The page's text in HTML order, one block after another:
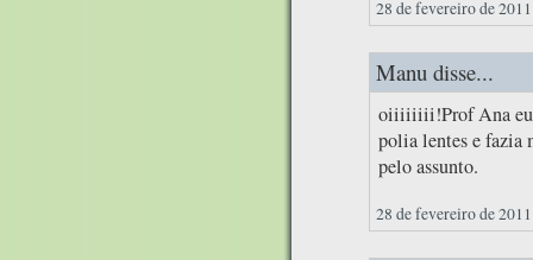
28 de fevereiro de
Manu disse...
oiiiiiiii!Prof Ana eu
polia lentes e fazia
pelo assunto.
28 de fevereiro de